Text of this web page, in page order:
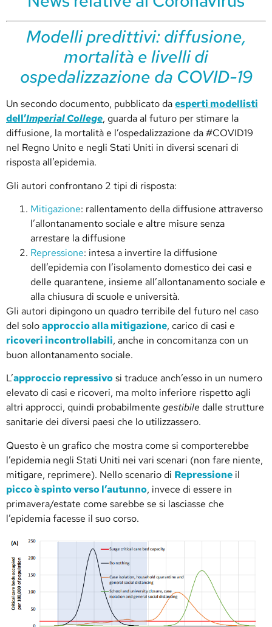
Modelli predittivi: diffusione,
mortalità e livelli di
ospedalizzazione da COVID-19
Un secondo documento, pubblicato daesperti modellisti
dell’Imperial College, guarda al futuro per stimare la
diffusione, la mortalità e l’ospedalizzazione da #COVID19
nel Regno Unito e negli Stati Uniti in diversi scenari di
risposta all’epidemia.
Gli autori confrontano 2 tipi di risposta:
Mitigazione: rallentamento della diffusione attraverso
l’allontanamento sociale e altre misure senza
arrestare la diffusione
Repressione: intesa a invertire la diffusione
dell’epidemia con l’isolamento domestico dei casi e
delle quarantene, insieme all’allontanamento sociale e
alla chiusura di scuole e università.
Gli autori dipingono un quadro terribile del futuro nel caso
del soloapproccio alla mitigazione, carico di casi e
ricoveri incontrollabili, anche in concomitanza con un
buon allontanamento sociale.
L’approccio repressivosi traduce anch’esso in un numero
elevato di casi e ricoveri, ma molto inferiore rispetto agli
altri approcci, quindi probabilmente gestibile dalle strutture
sanitarie dei diversi paesi che lo utilizzassero.
Questo è un grafico che mostra come si comporterebbe
l’epidemia negli Stati Uniti nei vari scenari (non fare niente,
mitigare, reprimere). Nello scenario di Repressione il
picco è spinto verso l’autunno, invece di essere in
primavera/estate come sarebbe se si lasciasse che
l’epidemia facesse il suo corso.